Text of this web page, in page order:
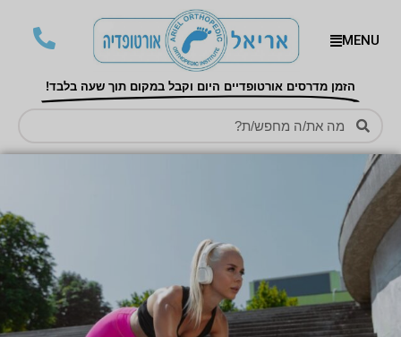
MENU
הזמן מדרסים אורטופדיים היום וקבל במקום תוך שעה בלבד!